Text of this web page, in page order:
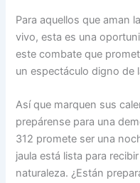
Para aquellos que aman
vivo, esta es una
este combate que
un espectáculo digno de
Así que marquen sus
prepárense para una
312 promete ser una
jaula está lista para
naturaleza. ¿Están